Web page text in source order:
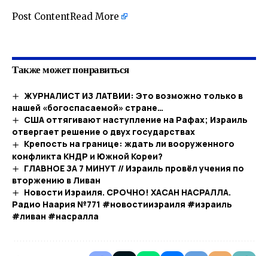
Post ContentRead More
Также может понравиться
ЖУРНАЛИСТ ИЗ ЛАТВИИ: Это возможно только в
нашей «богоспасаемой» стране…
США оттягивают наступление на Рафах; Израиль
отвергает решение о двух государствах
Крепость на границе: ждать ли вооруженного
конфликта КНДР и Южной Кореи?
ГЛАВНОЕ ЗА 7 МИНУТ // Израиль провёл учения по
вторжению в Ливан
Новости Израиля. СРОЧНО! ХАСАН НАСРАЛЛА.
Радио Наария №771 #новостиизраиля #израиль
#ливан #насралла